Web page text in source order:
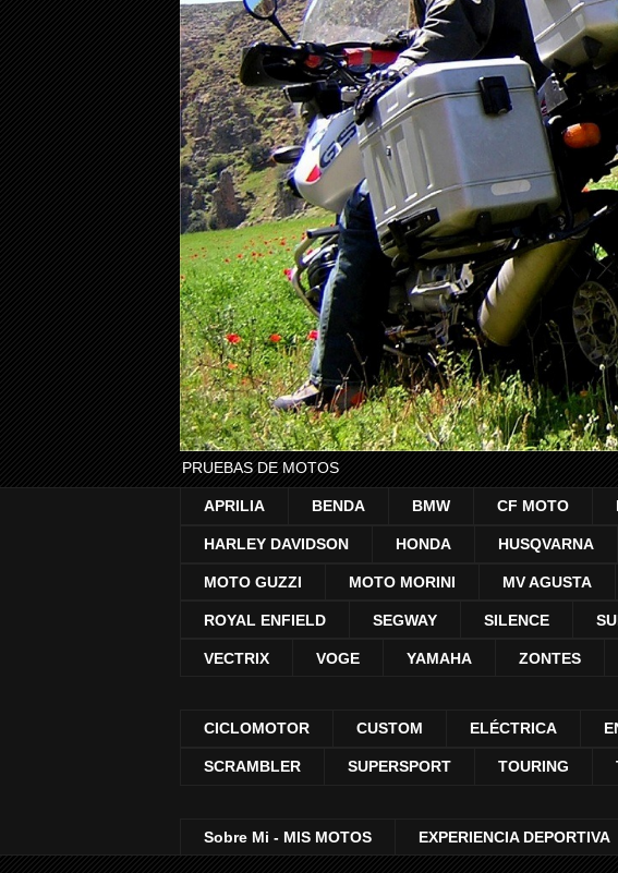
PRUEBAS DE MOTOS
APRILIA BENDA BMW CF MOTO
HARLEY DAVIDSON HONDA HUSQVARNA
MOTO GUZZI MOTO MORINI MV AGUSTA
ROYAL ENFIELD SEGWAY SILENCE
VECTRIX VOGE YAMAHA ZONTES
CICLOMOTOR CUSTOM ELÉCTRICA
SCRAMBLER SUPERSPORT TOURING
Sobre Mi - MIS MOTOS EXPERIENCIA DEPORTIVA